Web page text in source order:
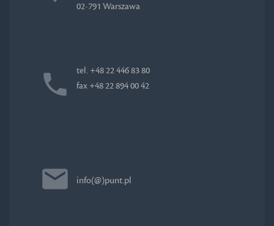
02-791 Warszawa
tel. +48 22 446 83 80
fax +48 22 894 00 42
info(@)punt.pl